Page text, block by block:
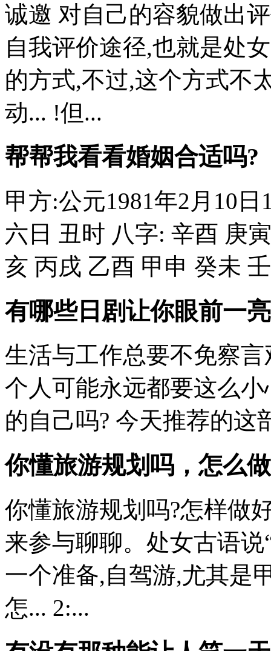
诚邀 对自己的容貌做出
自我评价途径,也就是处
的方式,不过,这个方式不
动... !但...
帮帮我看看婚姻合适吗?
甲方:公元1981年2月10
六日 丑时 八字: 辛酉 庚
亥 丙戌 乙酉 甲申 癸未
有哪些日剧让你眼前一
生活与工作总要不免察
个人可能永远都要这么
的自己吗? 今天推荐的这
你懂旅游规划吗，怎么
你懂旅游规划吗?怎样做
来参与聊聊。处女古语
一个准备,自驾游,尤其是
怎... 2:...